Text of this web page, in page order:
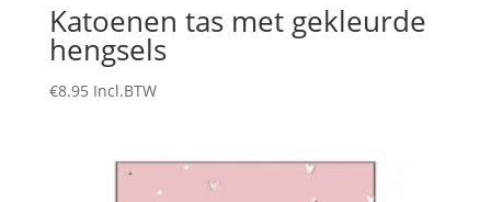
Katoenen tas met gekleurde
hengsels
€8.95 Incl.BTW